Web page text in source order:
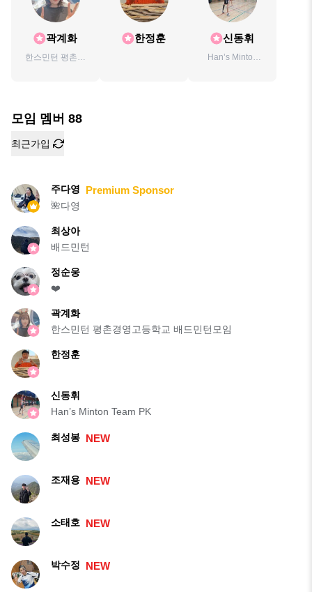
곽계화
한스민턴 평촌경
한정훈 신동휘
Han’s Minton
모임 멤버 88
최근가입
주다영 Premium Sponsor
🌺다영
최상아
배드민턴
정순웅
❤️
곽계화
한스민턴 평촌경영고등학교 배드민턴모임
한정훈
신동휘
Han’s Minton Team PK
최성봉 NEW
조재용 NEW
소태호 NEW
박수정 NEW